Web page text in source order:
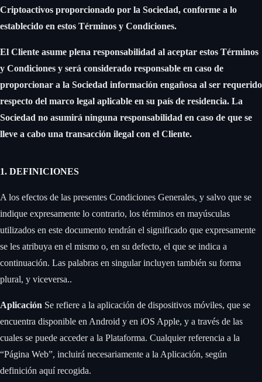
Criptoactivos proporcionado por la Sociedad, conforme a lo
establecido en estos Términos y Condiciones.
El Cliente asume plena responsabilidad al aceptar estos Términos
y Condiciones y será considerado responsable en caso de
proporcionar a la Sociedad información engañosa al ser requerido
respecto del marco legal aplicable en su país de residencia. La
Sociedad no asumirá ninguna responsabilidad en caso de que se
lleve a cabo una transacción ilegal con el Cliente.
1. DEFINICIONES
A los efectos de las presentes Condiciones Generales, y salvo que se
indique expresamente lo contrario, los términos en mayúsculas
utilizados en este documento tendrán el significado que expresamente
se les atribuya en el mismo o, en su defecto, el que se indica a
continuación. Las palabras en singular incluyen también su forma
plural, y viceversa.. ‍
Aplicación ‍Se refiere a la aplicación de dispositivos móviles, que se
encuentra disponible en Android y en iOS Apple, y a través de las
cuales se puede acceder a la Plataforma. Cualquier referencia a la
“Página Web”, incluirá necesariamente a la Aplicación, según
definición aquí recogida. ‍